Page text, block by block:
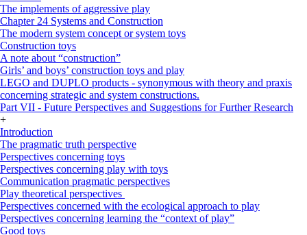
The implements of aggressive play
Chapter 24 Systems and Construction
The modern system concept or system toys
Construction toys
A note about “construction”
Girls’ and boys’ construction toys and play
LEGO and DUPLO products - synonymous with theory and praxis
concerning strategic and system constructions.
Part VII - Future Perspectives and Suggestions for Further Research
+
Introduction
The pragmatic truth perspective
Perspectives concerning toys
Perspectives concerning play with toys
Communication pragmatic perspectives
Play theoretical perspectives
Perspectives concerned with the ecological approach to play
Perspectives concerning learning the “context of play”
Good toys